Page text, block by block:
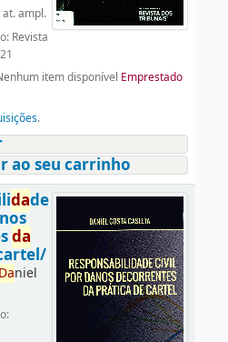
ampl.
Revista
item disponível Emprestado
.
ao seu carrinho
dade
nos
da
Daniel